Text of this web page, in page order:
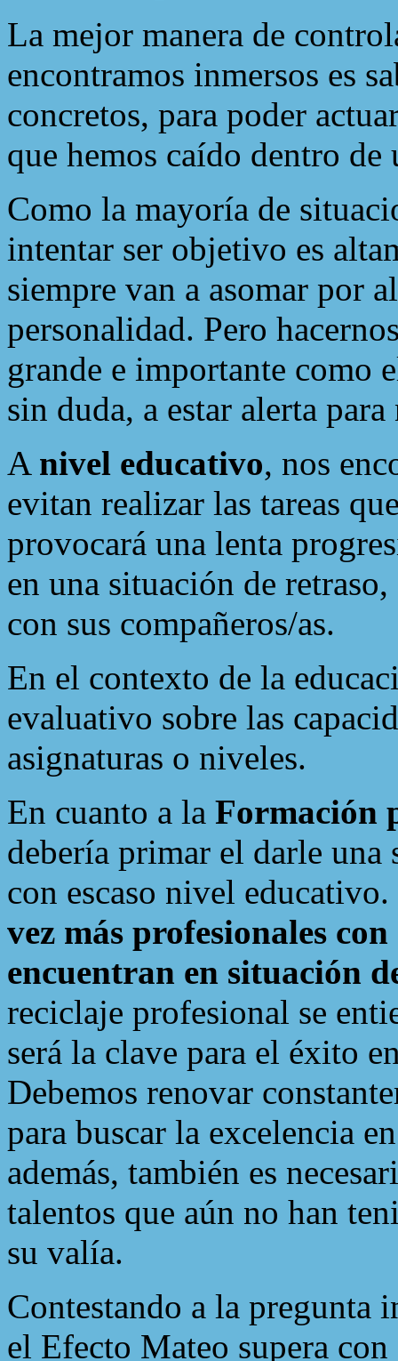
La mejor manera de
encontramos inmersos es
concretos, para poder
que hemos caído dentro de
Como la mayoría de
intentar ser objetivo es
siempre van a asomar por
personalidad. Pero
grande e importante como
sin duda, a estar alerta
A nivel educativo, nos
evitan realizar las tareas
provocará una lenta
en una situación de
con sus compañeros/as.
En el contexto de la
evaluativo sobre las
asignaturas o niveles.
En cuanto a la Formación
debería primar el darle una
con escaso nivel
vez más profesionales
encuentran en situación
reciclaje profesional se
será la clave para el éxito
Debemos renovar
para buscar la excelencia
además, también es
talentos que aún no han
su valía.
Contestando a la pregunta
el Efecto Mateo supera